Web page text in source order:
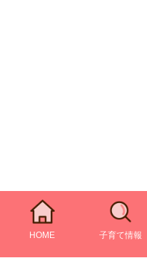
HOME 子育て情報